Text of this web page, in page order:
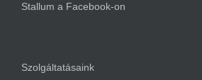
Stallum a Facebook-on
Szolgáltatásaink